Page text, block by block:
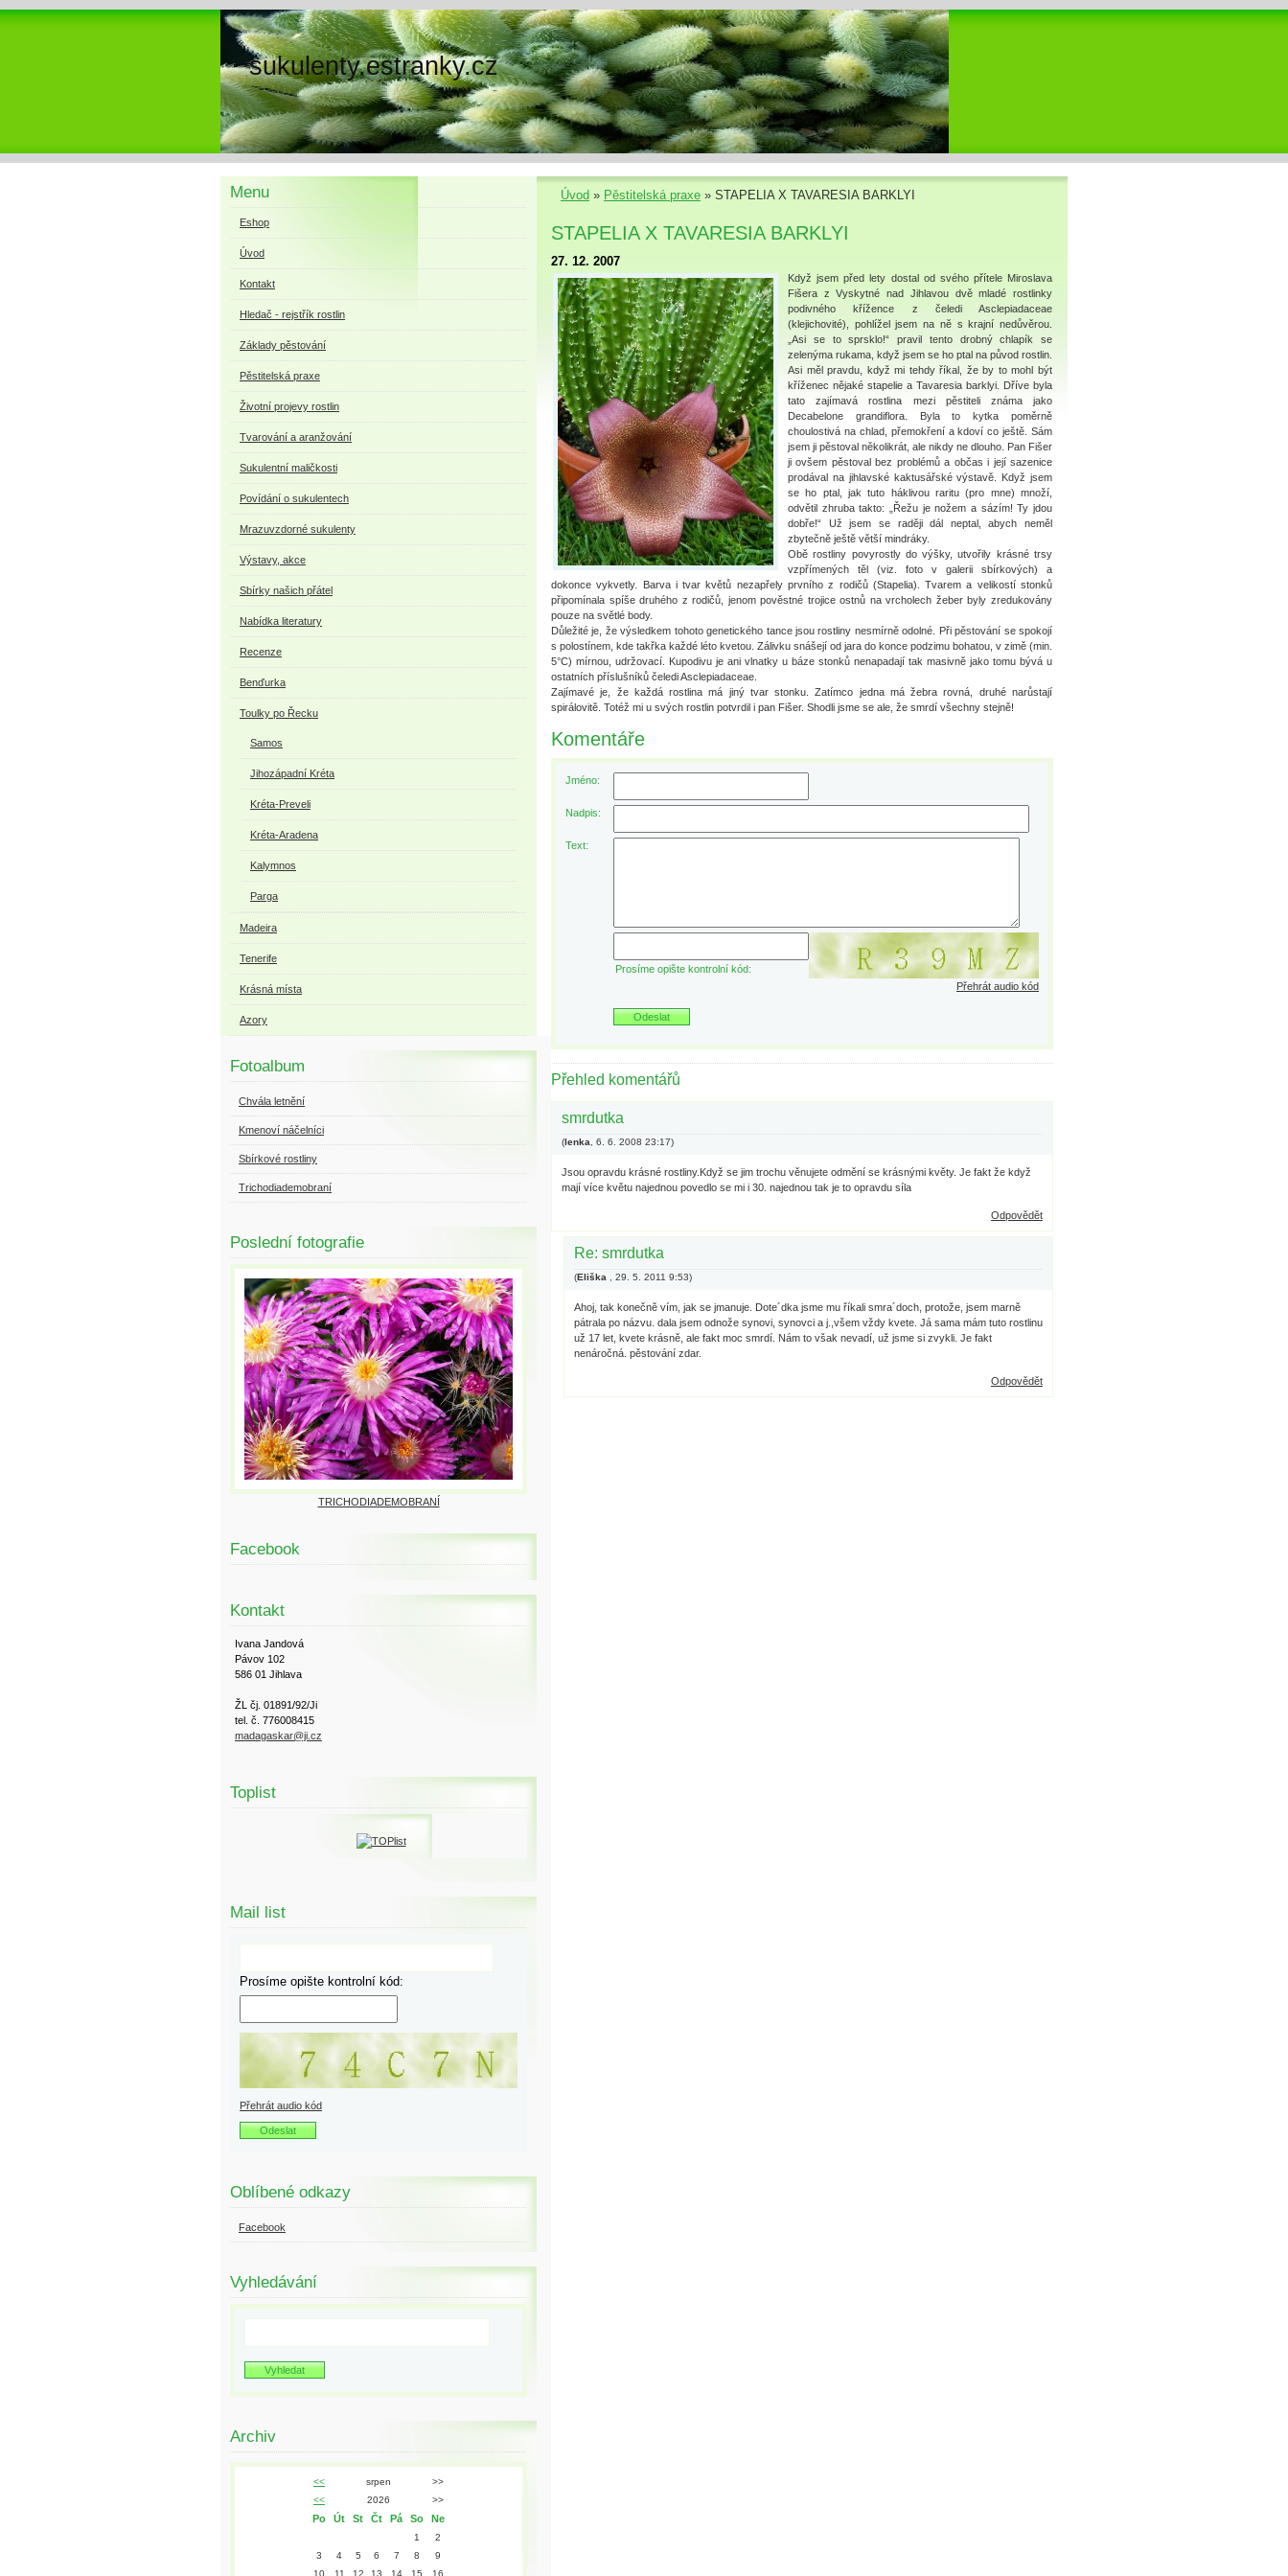
sukulenty.estranky.cz
Úvod » Pěstitelská praxe » STAPELIA X TAVARESIA BARKLYI
STAPELIA X TAVARESIA BARKLYI
27. 12. 2007
Když jsem před lety dostal od svého přítele Miroslava
Fišera z Vyskytné nad Jihlavou dvě mladé rostlinky
podivného křížence z čeledi Asclepiadaceae
(klejichovité), pohlížel jsem na ně s krajní nedůvěrou.
„Asi se to sprsklo!“ pravil tento drobný chlapík se
zelenýma rukama, když jsem se ho ptal na původ rostlin.
Asi měl pravdu, když mi tehdy říkal, že by to mohl být
kříženec nějaké stapelie a Tavaresia barklyi. Dříve byla
tato zajímavá rostlina mezi pěstiteli známa jako
Decabelone grandiflora. Byla to kytka poměrně
choulostivá na chlad, přemokření a kdoví co ještě. Sám
jsem ji pěstoval několikrát, ale nikdy ne dlouho. Pan Fišer
ji ovšem pěstoval bez problémů a občas i její sazenice
prodával na jihlavské kaktusářské výstavě. Když jsem
se ho ptal, jak tuto háklivou raritu (pro mne) množí,
odvětil zhruba takto: „Řežu je nožem a sázím! Ty jdou
dobře!“ Už jsem se raději dál neptal, abych neměl
zbytečně ještě větší mindráky.
Obě rostliny povyrostly do výšky, utvořily krásné trsy
vzpřímených těl (viz. foto v galerii sbírkových) a
dokonce vykvetly. Barva i tvar květů nezapřely prvního z rodičů (Stapelia). Tvarem a velikostí stonků
připomínala spíše druhého z rodičů, jenom pověstné trojice ostnů na vrcholech žeber byly zredukovány
pouze na světlé body.
Důležité je, že výsledkem tohoto genetického tance jsou rostliny nesmírně odolné. Při pěstování se spokojí
s polostínem, kde takřka každé léto kvetou. Zálivku snášejí od jara do konce podzimu bohatou, v zimě (min.
5°C) mírnou, udržovací. Kupodivu je ani vlnatky u báze stonků nenapadají tak masivně jako tomu bývá u
ostatních příslušníků čeledi Asclepiadaceae.
Zajímavé je, že každá rostlina má jiný tvar stonku. Zatímco jedna má žebra rovná, druhé narůstají
spirálovitě. Totéž mi u svých rostlin potvrdil i pan Fišer. Shodli jsme se ale, že smrdí všechny stejně!
Komentáře
Jméno:
Nadpis:
Text:
Prosíme opište kontrolní kód:
Přehrát audio kód
Přehled komentářů
smrdutka
(lenka 6. 6. 2008 23:17)
Jsou opravdu krásné rostliny.Když se jim trochu věnujete odmění se krásnými květy. Je fakt že když
mají více květu najednou povedlo se mi i 30. najednou tak je to opravdu síla
Odpovědět
Re: smrdutka
(Eliška 29. 5. 2011 9:53)
Ahoj, tak konečně vím, jak se jmanuje. Dote´dka jsme mu říkali smra´doch, protože, jsem marně
pátrala po názvu. dala jsem odnože synovi, synovci a j.,všem vždy kvete. Já sama mám tuto rostlinu
už 17 let, kvete krásně, ale fakt moc smrdí. Nám to však nevadí, už jsme si zvykli. Je fakt
nenáročná. pěstování zdar.
Odpovědět
Menu
Eshop
Úvod
Kontakt
Hledač - rejstřík rostlin
Základy pěstování
Pěstitelská praxe
Životní projevy rostlin
Tvarování a aranžování
Sukulentní maličkosti
Povídání o sukulentech
Mrazuvzdorné sukulenty
Výstavy, akce
Sbírky našich přátel
Nabídka literatury
Recenze
Benďurka
Toulky po Řecku
Samos
Jihozápadní Kréta
Kréta-Preveli
Kréta-Aradena
Kalymnos
Parga
Madeira
Tenerife
Krásná místa
Azory
Fotoalbum
Chvála letnění
Kmenoví náčelníci
Sbírkové rostliny
Trichodiademobraní
Poslední fotografie
TRICHODIADEMOBRANÍ
Facebook
Kontakt
Ivana Jandová
Pávov 102
586 01 Jihlava
ŽL čj. 01891/92/Ji
tel. č. 776008415
madagaskar@ji.cz
Toplist
Mail list
Prosíme opište kontrolní kód:
Přehrát audio kód
Oblíbené odkazy
Facebook
Vyhledávání
Archiv
<< srpen
>>
<<
2026 >>
Po Út St Čt Pá So Ne
1
2
3
4 5 6 7 8
9
10
11 12 13 14 15 16